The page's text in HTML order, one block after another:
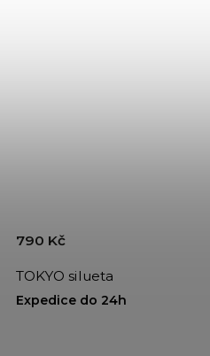
TOKYO silueta
Expedice do 24h
790 Kč